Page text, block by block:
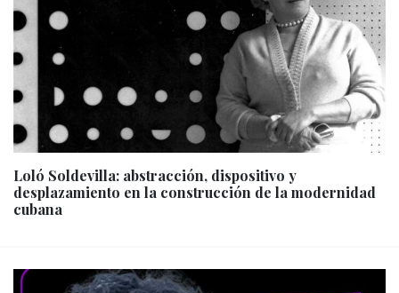
Loló Soldevilla: abstracción, dispositivo y
desplazamiento en la construcción de la modernidad
cubana